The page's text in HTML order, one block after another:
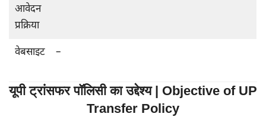
आवेदन
प्रक्रिया
वेबसाइट –
यूपी ट्रांसफर पॉलिसी का उद्देश्य | Objective of UP
Transfer Policy